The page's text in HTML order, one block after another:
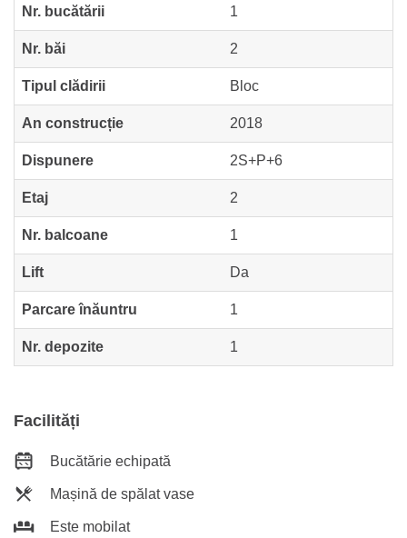
Nr. bucătării 1
Nr. băi 2
Tipul clădirii Bloc
An construcție 2018
Dispunere 2S+P+6
Etaj 2
Nr. balcoane 1
Lift Da
Parcare înăuntru 1
Nr. depozite 1
Facilități
Bucătărie echipată
Mașină de spălat vase
Este mobilat